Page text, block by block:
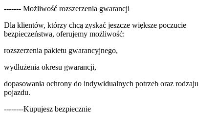
------- Możliwość rozszerzenia gwarancji
Dla klientów, którzy chcą zyskać jeszcze większe poczucie
bezpieczeństwa, oferujemy możliwość:
rozszerzenia pakietu gwarancyjnego,
wydłużenia okresu gwarancji,
dopasowania ochrony do indywidualnych potrzeb oraz rodzaju
pojazdu.
--------Kupujesz bezpiecznie